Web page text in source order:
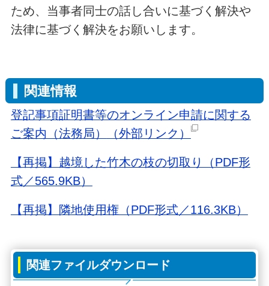
ため、当事者同士の話し合いに基づく解決や
法律に基づく解決をお願いします。
関連情報
登記事項証明書等のオンライン申請に関する
ご案内（法務局）
（外部リンク）
【再掲】越境した⽵⽊の枝の切取り（PDF形
式／565.9KB）
【再掲】隣地使用権（PDF形式／116.3KB）
関連ファイルダウンロード